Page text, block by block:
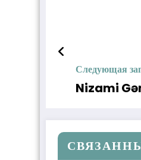
Следующая
Nizami